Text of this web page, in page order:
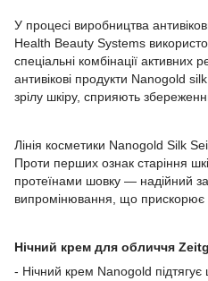
У процесі виробництва
Health Beauty Systems
спеціальні комбінації активних
антивікові продукти Nanogold
зрілу шкіру, сприяють
Лінія косметики Nanogold Silk
Проти перших ознак старіння
протеїнами шовку — надійний
випромінювання, що прискорює
Нічний крем для обличчя
- Нічний крем Nanogold